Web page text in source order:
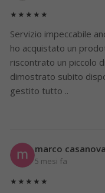
★★★★★
Servizio impeccabile
ho acquistato un
riscontrato un piccolo
dimostrato subito
gestito tutto ..
marco
5 mesi fa
★★★★★